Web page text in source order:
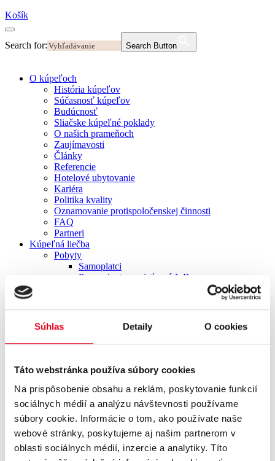
Súhlas Detaily O cookies
Táto webstránka používa súbory cookies
Na prispôsobenie obsahu a reklám, poskytovanie funkcií
sociálnych médií a analýzu návštevnosti používame
súbory cookie. Informácie o tom, ako používate naše
webové stránky, poskytujeme aj našim partnerom v
oblasti sociálnych médií, inzercie a analytiky. Títo
Košík
Search for: Search Button
O kúpeľoch
História kúpeľov
Súčasnosť kúpeľov
Budúcnosť
Sliačske kúpeľné poklady
O našich prameňoch
Zaujímavosti
Články
Referencie
Hotelové ubytovanie
Kariéra
Politika kvality
Oznamovanie protispoločenskej činnosti
FAQ
Partneri
Kúpeľná liečba
Pobyty
Samoplatci
Pre pacientov poisťovní A,B
Darčekové poukazy
Permanentky
Procedúry
Hydroterapia
Fyzioterapia
Masáže
Elektroliečba
Tepelná terapia
Psychologické procedúry
Cenník procedúr
Gastronómia
Reštaurácia a kaviareň PALACE GALÉRIA
Kaviareň Palace Club